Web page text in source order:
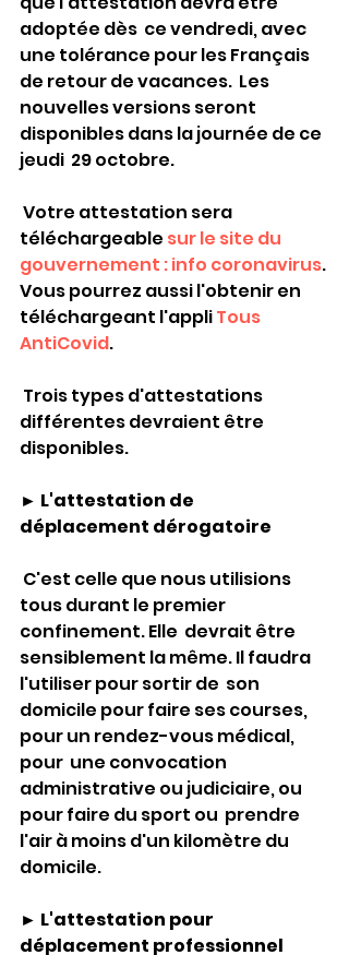
adoptée dès  ce vendredi, avec
une tolérance pour les Français
de retour de vacances.  Les
nouvelles versions seront
disponibles dans la journée de ce
jeudi  29 octobre.
téléchargeable sur le site du
gouvernement : info coronavirus.
Vous pourrez aussi l'obtenir en
téléchargeant l'appli Tous
AntiCovid.
différentes devraient être
disponibles.
► L'attestation de
déplacement dérogatoire
tous durant le premier
confinement. Elle  devrait être
sensiblement la même. Il faudra
l'utiliser pour sortir de  son
domicile pour faire ses courses,
pour un rendez-vous médical,
pour  une convocation
administrative ou judiciaire, ou
pour faire du sport ou  prendre
l'air à moins d'un kilomètre du
domicile.
► L'attestation pour
déplacement professionnel